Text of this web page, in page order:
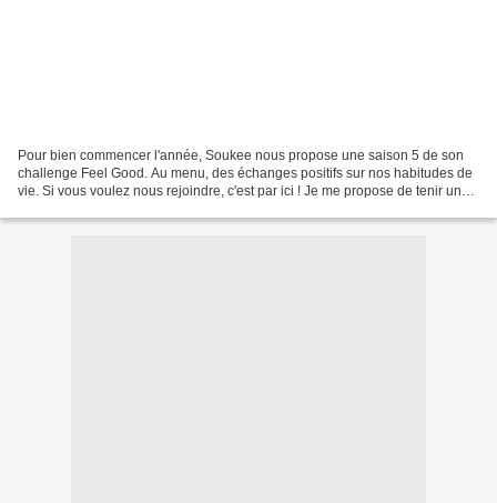
Pour bien commencer l'année, Soukee nous propose une saison 5 de son
challenge Feel Good. Au menu, des échanges positifs sur nos habitudes de
vie. Si vous voulez nous rejoindre, c'est par ici ! Je me propose de tenir un